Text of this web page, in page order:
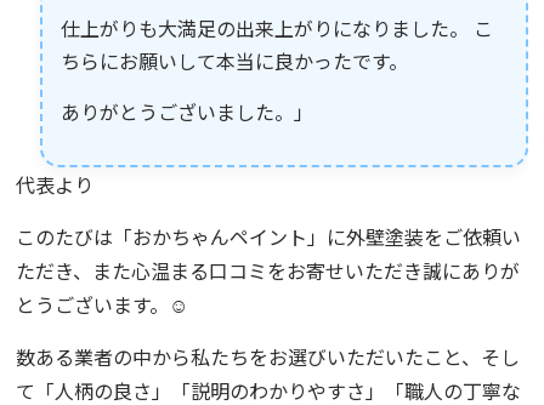
仕上がりも大満足の出来上がりになりました。 こ
ちらにお願いして本当に良かったです。
ありがとうございました。」
代表より
このたびは「おかちゃんペイント」に外壁塗装をご依頼い
ただき、また心温まる口コミをお寄せいただき誠にありが
とうございます。☺️
数ある業者の中から私たちをお選びいただいたこと、そし
て「人柄の良さ」「説明のわかりやすさ」「職人の丁寧な